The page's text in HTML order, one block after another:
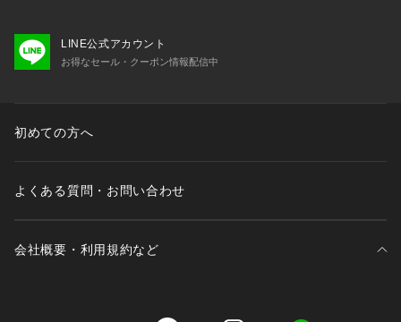
LINE公式アカウント
お得なセール・クーポン情報配信中
初めての方へ
よくある質問・お問い合わせ
会社概要・利用規約など